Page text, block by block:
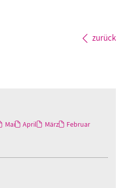
zurück
Mai April März
Februar